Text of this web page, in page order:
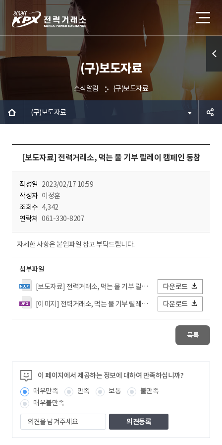
(구)보도자료
소식알림 (구)보도자료
(구)보도자료
기
[보도자료] 전력거래소, 먹는 물 기부 릴레이 캠페인 동참
작성일 2023/02/17 10:59
작성자 이정훈
조회수 4,342
연락처 061-330-8207
자세한 사항은 붙임파일 참고 부탁드립니다.
첨부파일
[보도자료] 전력거래소, 먹는 물 기부 릴레이 캠페인 동참.hwp
다운로드
[이미지] 전력거래소, 먹는 물 기부 릴레이 캠페인 동참.jpg
다운로드
목록
이 페이지에서 제공하는 정보에 대하여 만족하십니까?
매우만족
만족 보통
불만족
매우불만족
의
견
을